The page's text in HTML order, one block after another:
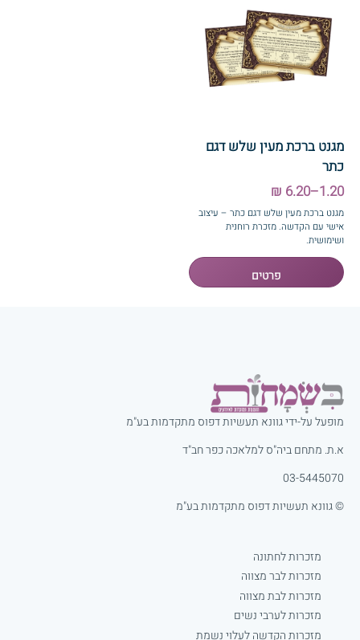
מגנט ברכת מעין שלש דגם
כתר
1.20–6.20 ₪
מגנט ברכת מעין שלש דגם כתר – עיצוב
אישי עם הקדשה. מזכרת רוחנית
ושימושית.
מופעל על-ידי גוונא תעשיות דפוס מתקדמות בע"מ
א.ת. מתחם ביה"ס למלאכה כפר חב"ד
03-5445070
© גוונא תעשיות דפוס מתקדמות בע"מ
מזכרות לחתונה
מזכרות לבר מצווה
מזכרות לבת מצווה
מזכרות לערבי נשים
מזכרות הקדשה לעלוי נשמת